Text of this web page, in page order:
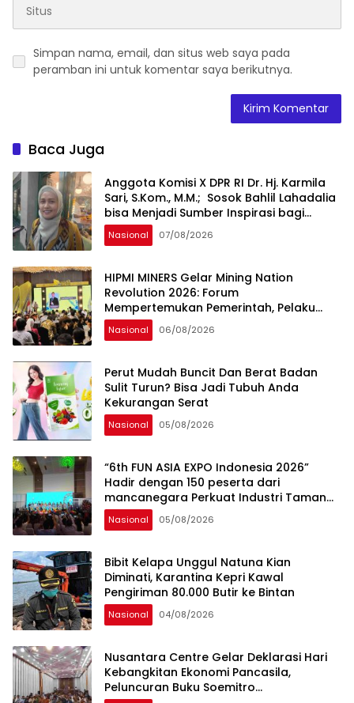
Simpan nama, email, dan situs web saya pada
peramban ini untuk komentar saya berikutnya.
Baca Juga
Anggota Komisi X DPR RI Dr. Hj. Karmila
Sari, S.Kom., M.M.; Sosok Bahlil Lahadalia
bisa Menjadi Sumber Inspirasi bagi
Generasi Muda, Pelaku Usaha,
Pemerintah, maupun Pemangku
sama Memberikan Kontribusi bagi
Pembangunan Nasional.
Nasional 07/08/2026
HIPMI MINERS Gelar Mining Nation
Revolution 2026: Forum
Mempertemukan Pemerintah, Pelaku
Industri, Investor, Akademisi, dan
Pengusaha dalam Mendukung
Nasional 06/08/2026
Perut Mudah Buncit Dan Berat Badan
Sulit Turun? Bisa Jadi Tubuh Anda
Kekurangan Serat
Nasional 05/08/2026
“6th FUN ASIA EXPO Indonesia 2026”
Hadir dengan 150 peserta dari
mancanegara Perkuat Industri Taman
Rekreasi dan Ekosistem Pariwisata di
Tanah Air
Nasional 05/08/2026
Bibit Kelapa Unggul Natuna Kian
Diminati, Karantina Kepri Kawal
Pengiriman 80.000 Butir ke Bintan
Nasional 04/08/2026
Nusantara Centre Gelar Deklarasi Hari
Kebangkitan Ekonomi Pancasila,
Peluncuran Buku Soemitro